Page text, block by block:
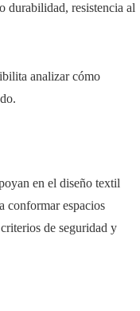
durabilidad, resistencia al
analizar cómo
en el diseño textil
conformar espacios
de seguridad y